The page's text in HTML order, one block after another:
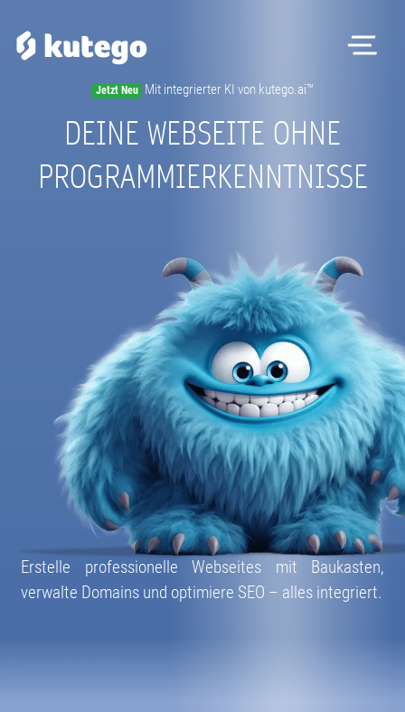
Jetzt Neu Mit integrierter KI von kutego.ai™
DEINE WEBSEITE OHNE
PROGRAMMIERKENNTNISSE
Erstelle professionelle Webseites mit Baukasten,
verwalte Domains und optimiere SEO – alles integriert.